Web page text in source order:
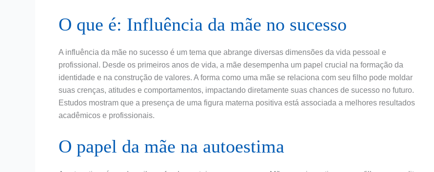
O que é: Influência da mãe no sucesso
A influência da mãe no sucesso é um tema que abrange diversas dimensões da vida pessoal e
profissional. Desde os primeiros anos de vida, a mãe desempenha um papel crucial na formação da
identidade e na construção de valores. A forma como uma mãe se relaciona com seu filho pode moldar
suas crenças, atitudes e comportamentos, impactando diretamente suas chances de sucesso no futuro.
Estudos mostram que a presença de uma figura materna positiva está associada a melhores resultados
acadêmicos e profissionais.
O papel da mãe na autoestima